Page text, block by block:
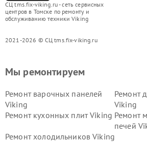
СЦ tms.fix-viking.ru - сеть сервисных
центров в Томске по ремонту и
обслуживанию техники Viking
2021-2026 © СЦ tms.fix-viking.ru
Мы ремонтируем
Ремонт варочных панелей
Viking
Ремонт
Viking
Ремонт кухонных плит Viking Ремонт
печей
Ремонт холодильников Viking